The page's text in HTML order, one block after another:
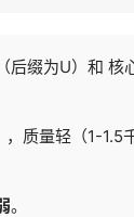
后缀为U）和 核
质量轻（1-1.5
。